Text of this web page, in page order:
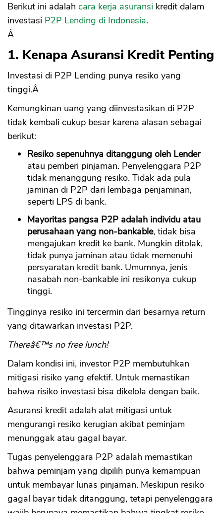
Berikut ini adalah cara kerja asuransi kredit dalam
investasi P2P Lending di Indonesia.
Â
1. Kenapa Asuransi Kredit Penting
Investasi di P2P Lending punya resiko yang
tinggi.Â
Kemungkinan uang yang diinvestasikan di P2P
tidak kembali cukup besar karena alasan sebagai
berikut:
Resiko sepenuhnya ditanggung oleh Lender
atau pemberi pinjaman. Penyelenggara P2P
tidak menanggung resiko. Tidak ada pula
jaminan di P2P dari lembaga penjaminan,
seperti LPS di bank.
Mayoritas pangsa P2P adalah individu atau
perusahaan yang non-bankable, tidak bisa
mengajukan kredit ke bank. Mungkin ditolak,
tidak punya jaminan atau tidak memenuhi
persyaratan kredit bank. Umumnya, jenis
nasabah non-bankable ini resikonya cukup
tinggi.
Tingginya resiko ini tercermin dari besarnya return
yang ditawarkan investasi P2P.
Thereâ€™s no free lunch!
Dalam kondisi ini, investor P2P membutuhkan
mitigasi risiko yang efektif. Untuk memastikan
bahwa risiko investasi bisa dikelola dengan baik.
Asuransi kredit adalah alat mitigasi untuk
mengurangi resiko kerugian akibat peminjam
menunggak atau gagal bayar.
Tugas penyelenggara P2P adalah memastikan
bahwa peminjam yang dipilih punya kemampuan
untuk membayar lunas pinjaman. Meskipun resiko
gagal bayar tidak ditanggung, tetapi penyelenggara